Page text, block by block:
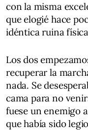
con la misma
que elogié hace
idéntica ruina
Los dos
recuperar la
nada. Se
cama para no
fuese un enemigo
que había sido